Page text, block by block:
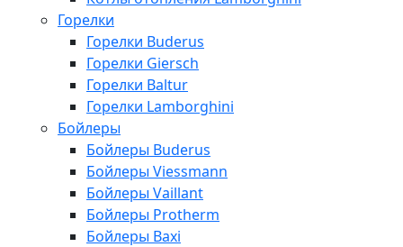
Горелки
Горелки Buderus
Горелки Giersch
Горелки Baltur
Горелки Lamborghini
Бойлеры
Бойлеры Buderus
Бойлеры Viessmann
Бойлеры Vaillant
Бойлеры Protherm
Бойлеры Baxi